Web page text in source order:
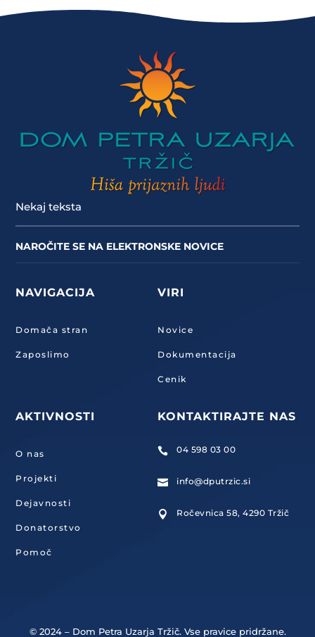
Nekaj teksta
NAROČITE SE NA ELEKTRONSKE NOVICE
NAVIGACIJA
Domača stran
Zaposlimo
AKTIVNOSTI
O nas
Projekti
Dejavnosti
Donatorstvo
Pomoč
VIRI
Novice
Dokumentacija
Cenik
KONTAKTIRAJTE NAS
 04 598 03 00
 info@dputrzic.si
 Ročevnica 58, 4290 Tržič
© 2024 – Dom Petra Uzarja Tržič. Vse pravice pridržane.